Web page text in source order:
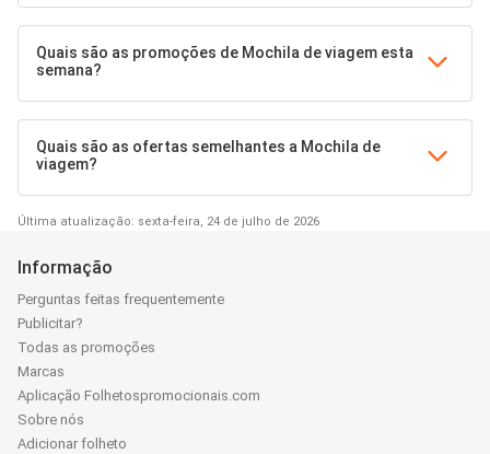
Quais são as promoções de Mochila de viagem esta
semana?
Quais são as ofertas semelhantes a Mochila de
viagem?
Última atualização: sexta-feira, 24 de julho de 2026
Informação
Perguntas feitas frequentemente
Publicitar?
Todas as promoções
Marcas
Aplicação Folhetospromocionais.com
Sobre nós
Adicionar folheto